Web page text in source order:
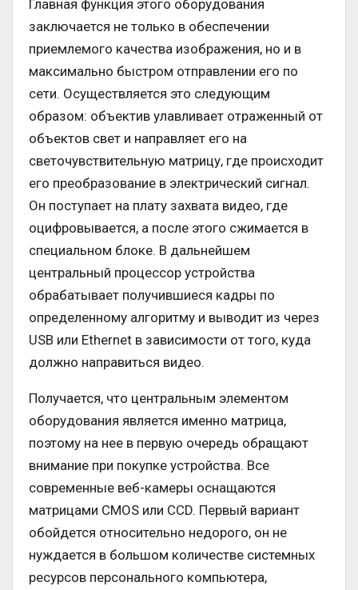
Главная функция этого оборудования
заключается не только в обеспечении
приемлемого качества изображения, но и в
максимально быстром отправлении его по
сети. Осуществляется это следующим
образом: объектив улавливает отраженный от
объектов свет и направляет его на
светочувствительную матрицу, где происходит
его преобразование в электрический сигнал.
Он поступает на плату захвата видео, где
оцифровывается, а после этого сжимается в
специальном блоке. В дальнейшем
центральный процессор устройства
обрабатывает получившиеся кадры по
определенному алгоритму и выводит из через
USB или Ethernet в зависимости от того, куда
должно направиться видео.
Получается, что центральным элементом
оборудования является именно матрица,
поэтому на нее в первую очередь обращают
внимание при покупке устройства. Все
современные веб-камеры оснащаются
матрицами CMOS или CCD. Первый вариант
обойдется относительно недорого, он не
нуждается в большом количестве системных
ресурсов персонального компьютера,